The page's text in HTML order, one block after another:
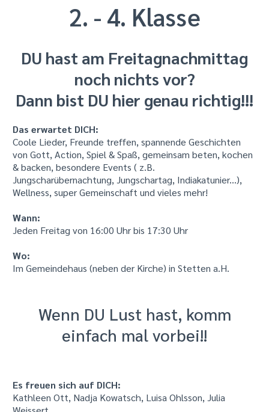
2. - 4. Klasse
DU hast am Freitagnachmittag
noch nichts vor?
Dann bist DU hier genau richtig!!!
Das erwartet DICH:
Coole Lieder, Freunde treffen, spannende Geschichten
von Gott, Action, Spiel & Spaß, gemeinsam beten, kochen
& backen, besondere Events ( z.B.
Jungscharübernachtung, Jungschartag, Indiakatunier...),
Wellness, super Gemeinschaft und vieles mehr!
Wann:
Jeden Freitag von 16:00 Uhr bis 17:30 Uhr
Wo:
Im Gemeindehaus (neben der Kirche) in Stetten a.H.
Wenn DU Lust hast, komm
einfach mal vorbei!!
Es freuen sich auf DICH:
Kathleen Ott, Nadja Kowatsch, Luisa Ohlsson, Julia